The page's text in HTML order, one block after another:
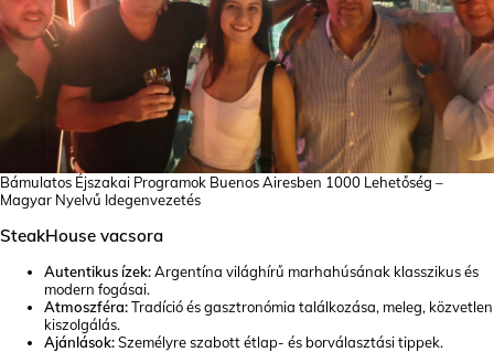
Bámulatos Éjszakai Programok Buenos Airesben 1000 Lehetőség –
Magyar Nyelvű Idegenvezetés
SteakHouse vacsora
Autentikus ízek:Argentína világhírű marhahúsának klasszikus és
modern fogásai.
Atmoszféra:Tradíció és gasztronómia találkozása, meleg, közvetlen
kiszolgálás.
Ajánlások:Személyre szabott étlap- és borválasztási tippek.